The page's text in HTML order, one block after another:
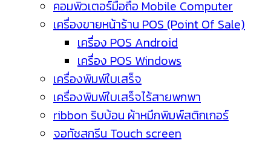
คอมพิวเตอร์มือถือ Mobile Computer
เครื่องขายหน้าร้าน POS (Point Of Sale)
เครื่อง POS Android
เครื่อง POS Windows
เครื่องพิมพ์ใบเสร็จ
เครื่องพิมพ์ใบเสร็จไร้สายพกพา
ribbon ริบบ้อน ผ้าหมึกพิมพ์สติกเกอร์
จอทัชสกรีน Touch screen